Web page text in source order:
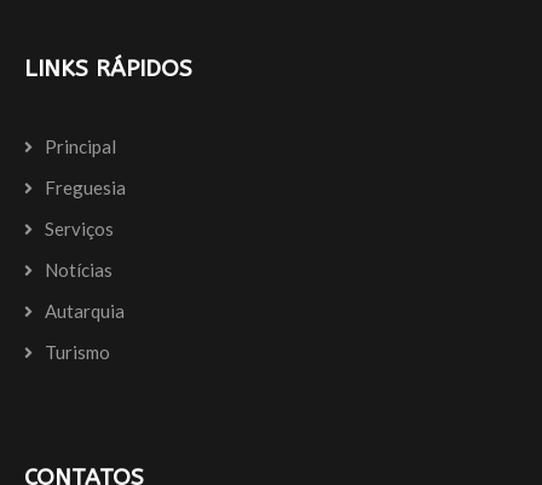
LINKS RÁPIDOS
Principal
Freguesia
Serviços
Notícias
Autarquia
Turismo
CONTATOS